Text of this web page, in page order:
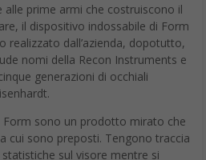
alle prime armi che costruiscono il
il dispositivo indossabile di Form
realizzato dall’azienda, dopotutto,
nomi della Recon Instruments e
generazioni di occhiali
Form sono un prodotto mirato che
cui sono preposti. Tengono traccia
sul visore mentre si